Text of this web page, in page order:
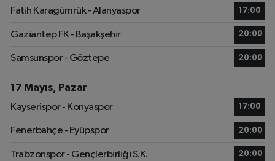
Fatih Karagümrük - Alanyaspor
17:00
Gaziantep FK - Başakşehir 20:00
Samsunspor - Göztepe 20:00
17 Mayıs, Pazar
Kayserispor - Konyaspor
17:00
Fenerbahçe - Eyüpspor 20:00
Trabzonspor - Gençlerbirliği S.K. 20:00